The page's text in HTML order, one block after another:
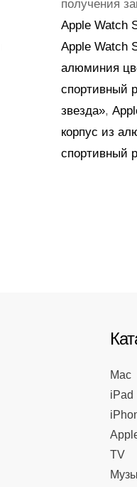
получения
Apple Watch
Apple Watch
алюминия
спортивный
звезда»,
корпус из
спортивный
Mac
iPad
TV